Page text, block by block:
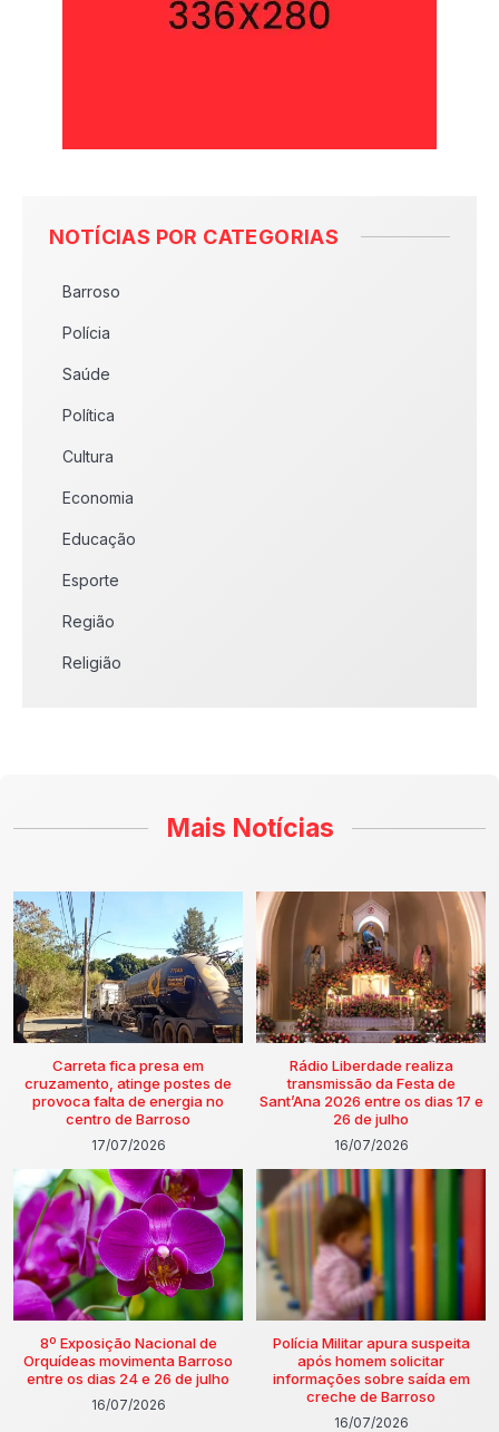
NOTÍCIAS POR CATEGORIAS
Barroso
Polícia
Saúde
Política
Cultura
Economia
Educação
Esporte
Região
Religião
Mais Notícias
Carreta fica presa em
cruzamento, atinge postes de
provoca falta de energia no
centro de Barroso
17/07/2026
Rádio Liberdade realiza
transmissão da Festa de
Sant’Ana 2026 entre os dias 17 e
26 de julho
16/07/2026
8º Exposição Nacional de
Orquídeas movimenta Barroso
entre os dias 24 e 26 de julho
16/07/2026
Polícia Militar apura suspeita
após homem solicitar
informações sobre saída em
creche de Barroso
16/07/2026